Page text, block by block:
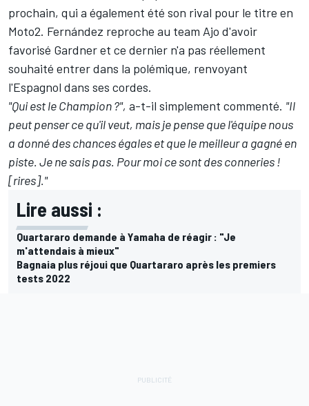
prochain, qui a également été son rival pour le titre en
Moto2. Fernández reproche au team Ajo d'avoir
favorisé Gardneret ce dernier n'a pas réellement
souhaité entrer dans la polémique, renvoyant
l'Espagnol dans ses cordes.
"Qui est le Champion ?", a-t-il simplement commenté. "Il
peut penser ce qu'il veut, mais je pense que l'équipe nous
a donné des chances égales et que le meilleur a gagné en
piste. Je ne sais pas. Pour moi ce sont des conneries !
[rires]."
Lire aussi :
Quartararo demande à Yamaha de réagir : "Je
m'attendais à mieux"
Bagnaia plus réjoui que Quartararo après les premiers
tests 2022